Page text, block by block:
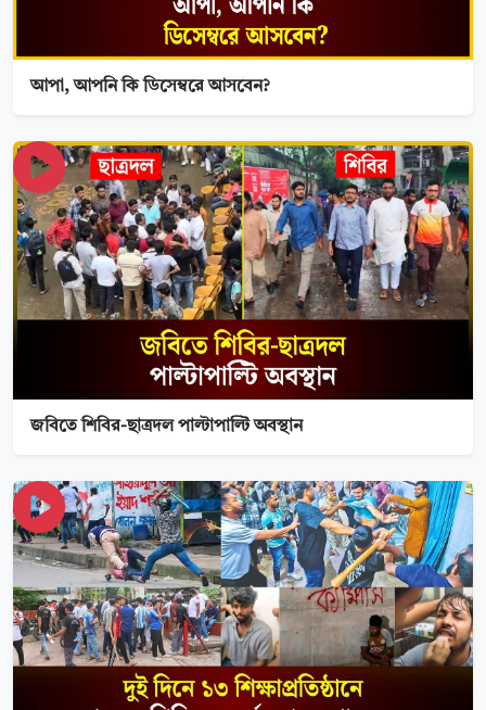
আপা, আপনি কি ডিসেম্বরে আসবেন?
জবিতে শিবির-ছাত্রদল পাল্টাপাল্টি অবস্থান